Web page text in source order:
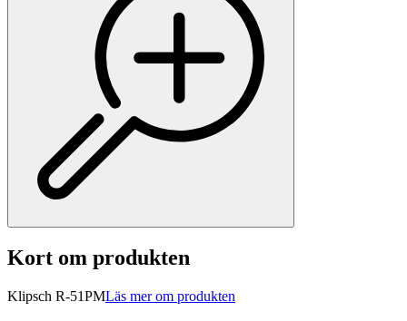
Kort om produkten
Klipsch R-51PMLäs mer om produkten